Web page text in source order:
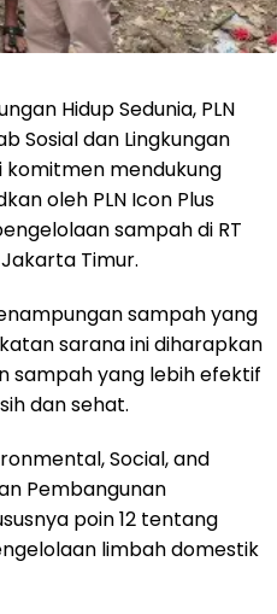
Hidup Sedunia, PLN
Sosial dan Lingkungan
komitmen mendukung
oleh PLN Icon Plus
sampah di RT
Timur.
sampah yang
sarana ini diharapkan
sampah yang lebih efektif
dan sehat.
Social, and
Pembangunan
poin 12 tentang
limbah domestik